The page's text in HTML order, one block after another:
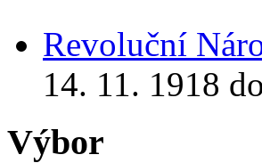
Revoluční
14. 11. 1918
Výbor